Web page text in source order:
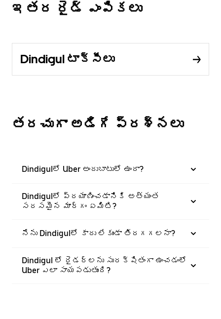
ఇతర రైడ్ ఎంపికలు
Dindigul టాక్సీలు
తరచుగా అడిగే ప్రశ్నలు
Dindigulలో Uber అందుబాటులో ఉందా?
Dindigulలో ప్రయాణించడానికి అత్యంత
సరసమైన మార్గం ఏమిటి?
నేను Dindigulలో కారు లేకుండా తిరగగలనా?
Dindigul లో రైడర్‌లను సురక్షితంగా ఉంచడంలో
Uber ఎలా సాయపడుతుంది?